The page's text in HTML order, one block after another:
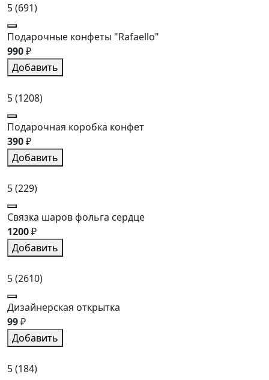
5(691)
Подарочные конфеты "Rafaello"
990₽
Добавить
5(1208)
Подарочная коробка конфет
390₽
Добавить
5(229)
Связка шаров фольга сердце
1200₽
Добавить
5(2610)
Дизайнерская открытка
99₽
Добавить
5(184)